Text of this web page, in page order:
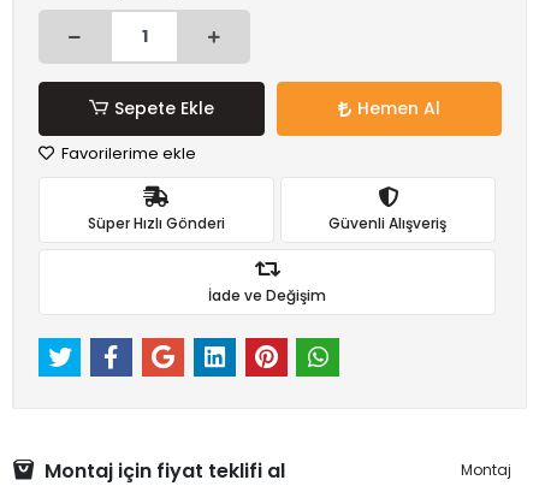
Sepete Ekle Hemen Al
Favorilerime ekle
Süper Hızlı Gönderi Güvenli Alışveriş
İade ve Değişim
Montaj için fiyat teklifi al Montaj